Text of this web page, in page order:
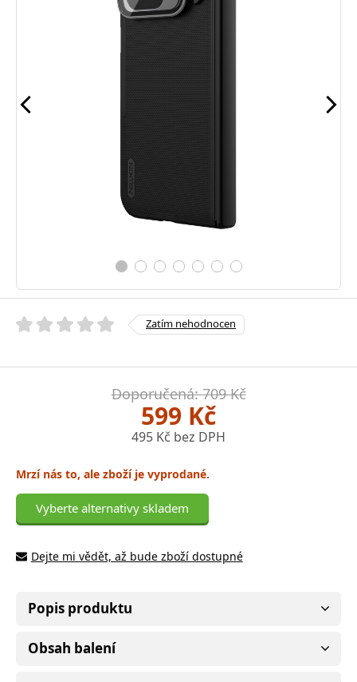
Zatím nehodnocen
Doporučená: 709 Kč
599 Kč
495 Kč bez DPH
Mrzí nás to, ale zboží je vyprodané.
Vyberte alternativy skladem
Dejte mi vědět, až bude zboží dostupné
Popis produktu
Obsah balení